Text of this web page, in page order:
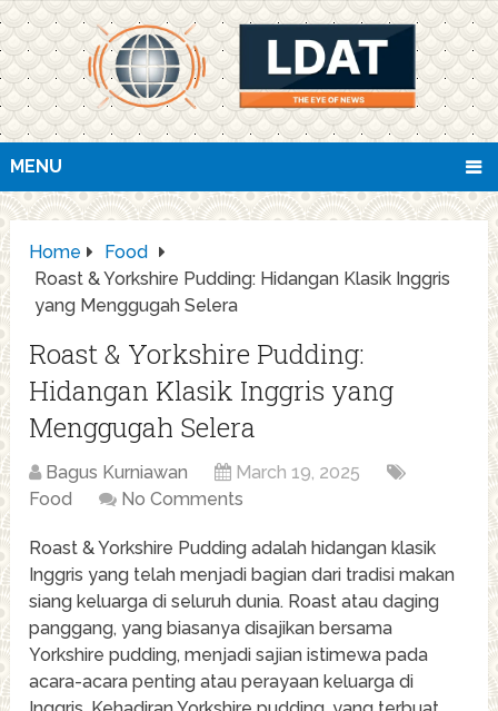
MENU
Home
Food
Roast & Yorkshire Pudding: Hidangan Klasik Inggris
yang Menggugah Selera
Roast & Yorkshire Pudding:
Hidangan Klasik Inggris yang
Menggugah Selera
Bagus Kurniawan
March 19, 2025
Food
No Comments
Roast & Yorkshire Pudding adalah hidangan klasik
Inggris yang telah menjadi bagian dari tradisi makan
siang keluarga di seluruh dunia. Roast atau daging
panggang, yang biasanya disajikan bersama
Yorkshire pudding, menjadi sajian istimewa pada
acara-acara penting atau perayaan keluarga di